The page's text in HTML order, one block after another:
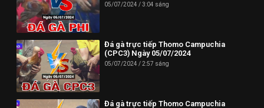
Email:info@dagatructiep.tube
Phone: (024) 62730234
Địa chỉ: HUD3 Tower, 121-123 Đ. Tô Hiệu, P. Nguyễn Trãi, Hà
Đông, Hà Nội 100000, Việt Nam
--------------------------//----------------------
✪ Đừng quên Bấn vào đăng ký Dagatructiep.Tube để cập nhật
05/07/2024 3:04 sáng
Đá gà trực tiếp Thomo Campuchia
(CPC3) Ngày 05/07/2024
05/07/2024 2:57 sáng
Đá gà trực tiếp Thomo Campuchia